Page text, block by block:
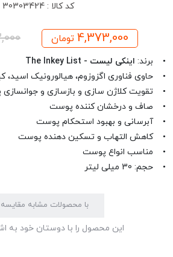
کد کالا : 30303424
4,373,000 تومان
• برند: اینکی لیست - The Inkey List
• حاوی فناوری اگزوزوم، هیالورونیک اسید،
• تقویت کلاژن سازی و بازسازی و
• صاف و درخشان کننده پوست
• آبرسانی و بهبود استحکام پوست
• کاهش التهاب و تسکین دهنده پوست
• مناسب انواع پوست
• حجم: 30 میلی لیتر
با محصولات مشابه
این محصول را با دوستان خود به